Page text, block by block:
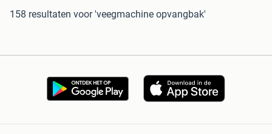
158 resultaten voor 'veegmachine opvangbak'